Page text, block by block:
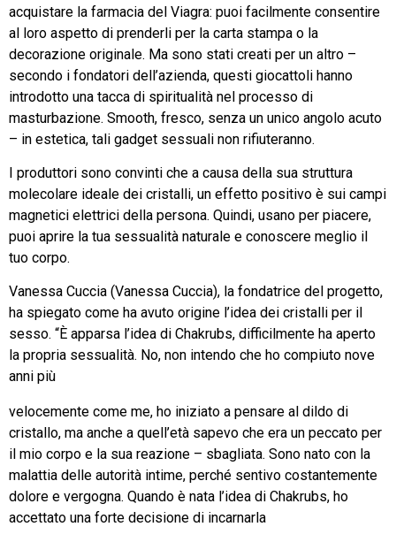
acquistare la farmacia del Viagra: puoi facilmente consentire
al loro aspetto di prenderli per la carta stampa o la
decorazione originale. Ma sono stati creati per un altro –
secondo i fondatori dell’azienda, questi giocattoli hanno
introdotto una tacca di spiritualità nel processo di
masturbazione. Smooth, fresco, senza un unico angolo acuto
– in estetica, tali gadget sessuali non rifiuteranno.
I produttori sono convinti che a causa della sua struttura
molecolare ideale dei cristalli, un effetto positivo è sui campi
magnetici elettrici della persona. Quindi, usano per piacere,
puoi aprire la tua sessualità naturale e conoscere meglio il
tuo corpo.
Vanessa Cuccia (Vanessa Cuccia), la fondatrice del progetto,
ha spiegato come ha avuto origine l’idea dei cristalli per il
sesso. “È apparsa l’idea di Chakrubs, difficilmente ha aperto
la propria sessualità. No, non intendo che ho compiuto nove
anni più
Alle stesse di film di film per gli adulti è stato chiesto di
apprezzare e se vorrebbero sesso e quanto – su una scala
da uno (non mi piace) a 10 (amo). E così è risultato: il 69
https://italia-farmacia.to/viagra-generico-online-sicuro/
dell’attrice ha scelto 10 punti. Solo meno del 2% ha scelto
cinque punti o meno. Anche gli attori degli uomini sono alti:
velocemente come me, ho iniziato a pensare al dildo di
cristallo, ma anche a quell’età sapevo che era un peccato per
il mio corpo e la sua reazione – sbagliata. Sono nato con la
malattia delle autorità intime, perché sentivo costantemente
dolore e vergogna. Quando è nata l’idea di Chakrubs, ho
accettato una forte decisione di incarnarla